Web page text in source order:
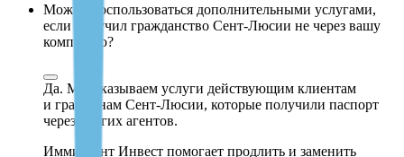
Можно воспользоваться дополнительными услугами,
если получил гражданство Сент-Люсии не через вашу
компанию?
Да. Мы оказываем услуги действующим клиентам
и гражданам Сент-Люсии, которые получили паспорт
через других агентов.
Иммигрант Инвест помогает продлить и заменить